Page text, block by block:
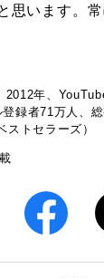
います。
2012年、
録者71万人、
ストセラーズ）